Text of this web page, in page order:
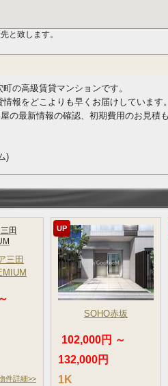
と致します。
の高級賃貸マンションです。
報をどこよりも早くお届けしています。
の最新情報の確認、初期費用のお見積も
)
三田
件詳細>>
UP
SOHO赤坂
102,000円 ～
132,000円
1K